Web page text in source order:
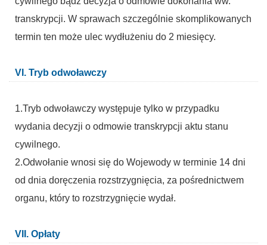
transkrypcji. W sprawach szczególnie skomplikowanych
termin ten może ulec wydłużeniu do 2 miesięcy.
VI. Tryb odwoławczy
1.Tryb odwoławczy występuje tylko w przypadku
wydania decyzji o odmowie transkrypcji aktu stanu
cywilnego.
2.Odwołanie wnosi się do Wojewody w terminie 14 dni
od dnia doręczenia rozstrzygnięcia, za pośrednictwem
organu, który to rozstrzygnięcie wydał.
VII. Opłaty